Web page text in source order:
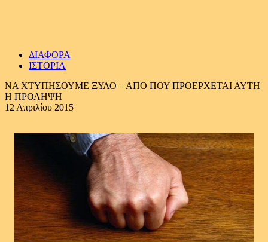
ΔΙΑΦΟΡΑ
ΙΣΤΟΡΙΑ
ΝΑ ΧΤΥΠΗΣΟΥΜΕ ΞΥΛΟ – ΑΠΟ ΠΟΥ ΠΡΟΕΡΧΕΤΑΙ ΑΥΤΗ
Η ΠΡΟΛΗΨΗ
12 Απριλίου 2015